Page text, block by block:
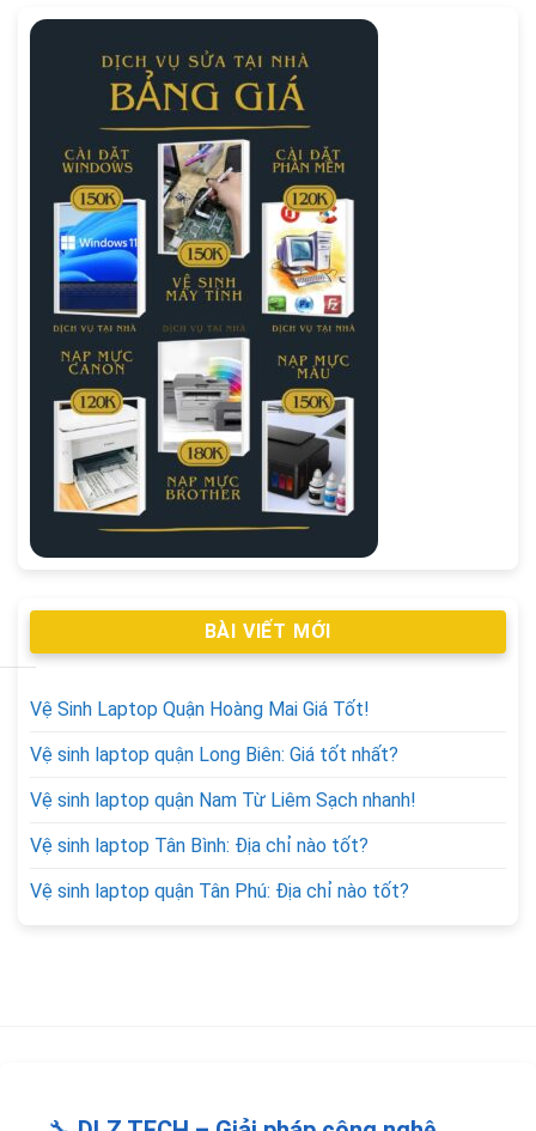
BÀI VIẾT MỚI
Vệ Sinh Laptop Quận Hoàng Mai Giá Tốt!
Vệ sinh laptop quận Long Biên: Giá tốt nhất?
Vệ sinh laptop quận Nam Từ Liêm Sạch nhanh!
Vệ sinh laptop Tân Bình: Địa chỉ nào tốt?
Vệ sinh laptop quận Tân Phú: Địa chỉ nào tốt?